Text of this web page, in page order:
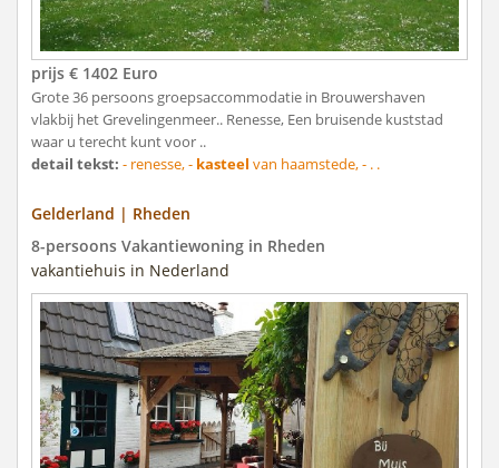
prijs € 1402 Euro
Grote 36 persoons groepsaccommodatie in Brouwershaven
vlakbij het Grevelingenmeer.. Renesse, Een bruisende kuststad
waar u terecht kunt voor ..
detail tekst: - renesse, - kasteel van haamstede, - . .
Gelderland | Rheden
8-persoons Vakantiewoning in Rheden
vakantiehuis in Nederland